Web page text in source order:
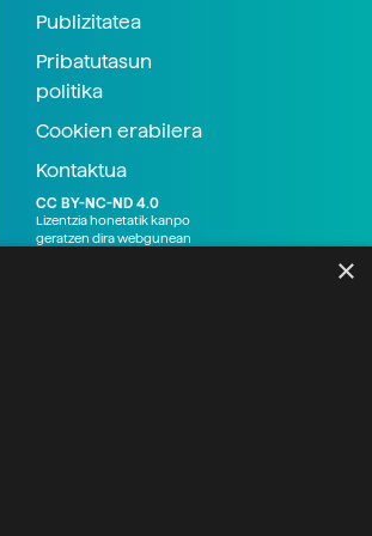
Publizitatea
Pribatutasun
politika
Cookien erabilera
Kontaktua
CC BY-NC-ND 4.0
Lizentzia honetatik kanpo
geratzen dira webgunean
×